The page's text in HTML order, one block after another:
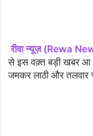
रीवा न्यूज़ (Rewa
से इस वक़्त बड़ी खबर आ
जमकर लाठी और तलवार